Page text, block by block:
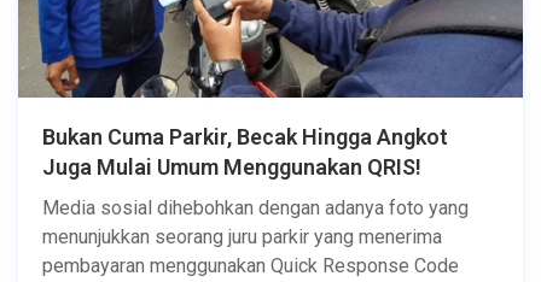
Bukan Cuma Parkir, Becak Hingga Angkot
Juga Mulai Umum Menggunakan QRIS!
Media sosial dihebohkan dengan adanya foto yang
menunjukkan seorang juru parkir yang menerima
pembayaran menggunakan Quick Response Code